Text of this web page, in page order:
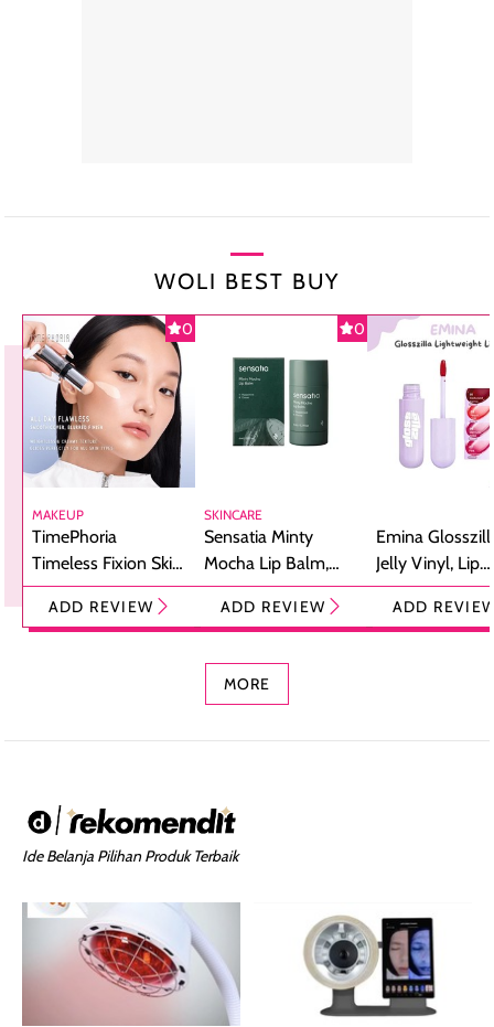
WOLI BEST BUY
0
MAKEUP
TimePhoria
Timeless Fixion Skin
Tint Stick,
Foundation dan
ADD REVIEW
0
SKINCARE
Sensatia Minty
Mocha Lip Balm,
Pelembap Bibir
dengan Aroma
ADD REVIEW
Emina
Jelly Vinyl, Lip
Cream Glossy
Ringan
ADD
MORE
Ide Belanja Pilihan Produk Terbaik